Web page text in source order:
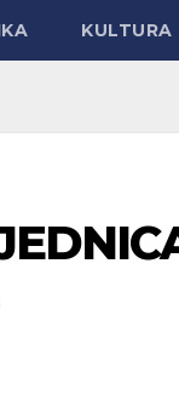
KULTURA